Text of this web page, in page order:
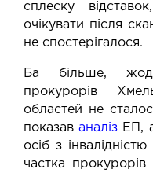
сплеску
очікувати після
не спостерігалося.
Ба більше,
прокурорів
областей не
показаваналіз ЕП,
осіб з
частка